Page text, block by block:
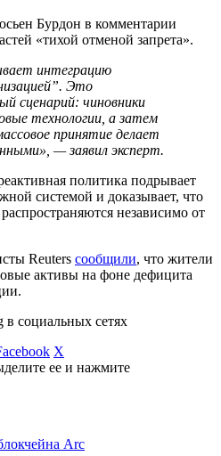
Бурдон в комментарии
«тихой отменой запрета».
интеграцию
Это
сценарий: чиновники
технологии, а затем
принятие делает
— заявил эксперт.
политика подрывает
системой и доказывает, что
независимо от
Reuters сообщили, что жители
активы на фоне дефицита
социальных сетях
X
ее и нажмите
Arc